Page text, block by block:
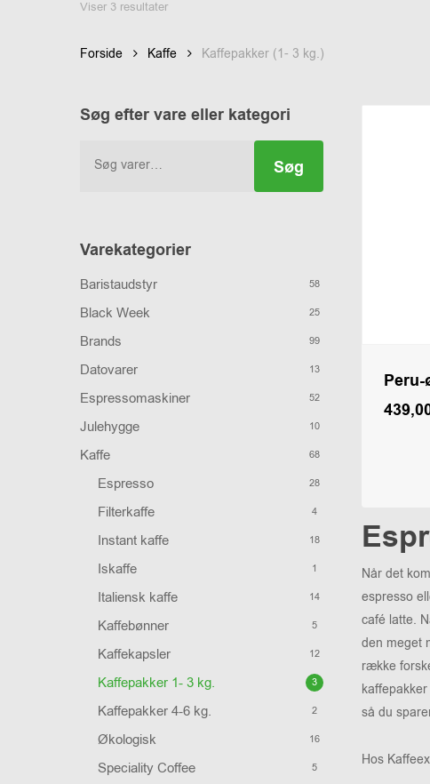
Viser 3 resultater
Forside Kaffe Kaffepakker (1- 3 kg.)
Søg efter vare eller kategori
efter:
Søg
Varekategorier
Baristaudstyr 58
Black Week 25
Brands 99
Datovarer 13
Espressomaskiner 52
Julehygge 10
Kaffe 68
Espresso 28
Filterkaffe 4
Instant kaffe 18
Iskaffe 1
Italiensk kaffe 14
Kaffebønner 5
Kaffekapsler 12
Kaffepakker 1- 3 kg. 3
Kaffepakker 4-6 kg. 2
Økologisk 16
Speciality Coffee 5
Når det
espresso
café latte.
den meget
række
så du
Hos